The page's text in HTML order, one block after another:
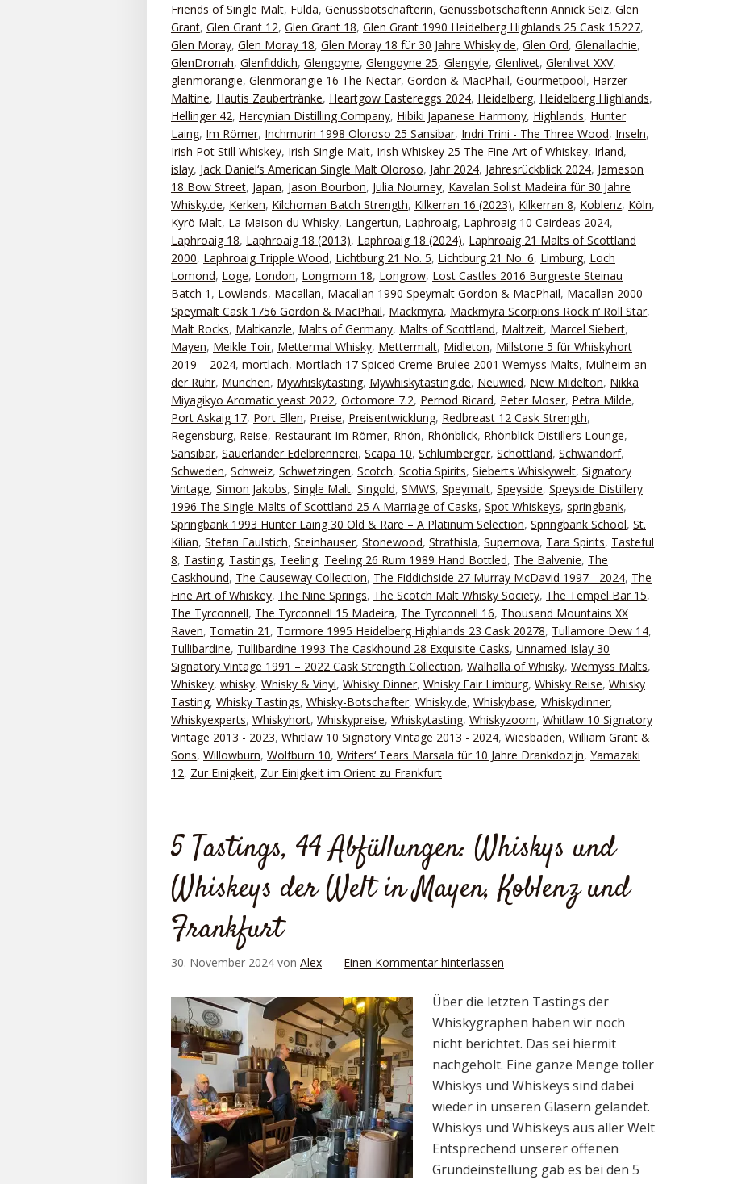
Friends of Single Malt, Fulda, Genussbotschafterin, Genussbotschafterin Annick Seiz, Glen
Grant, Glen Grant 12, Glen Grant 18, Glen Grant 1990 Heidelberg Highlands 25 Cask 15227,
Glen Moray, Glen Moray 18, Glen Moray 18 für 30 Jahre Whisky.de, Glen Ord, Glenallachie,
GlenDronah, Glenfiddich, Glengoyne, Glengoyne 25, Glengyle, Glenlivet, Glenlivet XXV,
glenmorangie, Glenmorangie 16 The Nectar, Gordon & MacPhail, Gourmetpool, Harzer
Maltine, Hautis Zaubertränke, Heartgow Eastereggs 2024, Heidelberg, Heidelberg Highlands,
Hellinger 42, Hercynian Distilling Company, Hibiki Japanese Harmony, Highlands, Hunter
Laing, Im Römer, Inchmurin 1998 Oloroso 25 Sansibar, Indri Trini - The Three Wood, Inseln,
Irish Pot Still Whiskey, Irish Single Malt, Irish Whiskey 25 The Fine Art of Whiskey, Irland,
islay, Jack Daniel‘s American Single Malt Oloroso, Jahr 2024, Jahresrückblick 2024, Jameson
18 Bow Street, Japan, Jason Bourbon, Julia Nourney, Kavalan Solist Madeira für 30 Jahre
Whisky.de, Kerken, Kilchoman Batch Strength, Kilkerran 16 (2023), Kilkerran 8, Koblenz, Köln,
Kyrö Malt, La Maison du Whisky, Langertun, Laphroaig, Laphroaig 10 Cairdeas 2024,
Laphroaig 18, Laphroaig 18 (2013), Laphroaig 18 (2024), Laphroaig 21 Malts of Scottland
2000, Laphroaig Tripple Wood, Lichtburg 21 No. 5, Lichtburg 21 No. 6, Limburg, Loch
Lomond, Loge, London, Longmorn 18, Longrow, Lost Castles 2016 Burgreste Steinau
Batch 1 , Lowlands, Macallan, Macallan 1990 Speymalt Gordon & MacPhail, Macallan 2000
Speymalt Cask 1756 Gordon & MacPhail, Mackmyra, Mackmyra Scorpions Rock n‘ Roll Star,
Malt Rocks, Maltkanzle, Malts of Germany, Malts of Scottland, Maltzeit, Marcel Siebert,
Mayen, Meikle Toir, Mettermal Whisky, Mettermalt, Midleton, Millstone 5 für Whiskyhort
2019 – 2024, mortlach, Mortlach 17 Spiced Creme Brulee 2001 Wemyss Malts, Mülheim an
der Ruhr, München, Mywhiskytasting, Mywhiskytasting.de, Neuwied, New Midelton, Nikka
Miyagikyo Aromatic yeast 2022, Octomore 7.2, Pernod Ricard, Peter Moser, Petra Milde,
Port Askaig 17, Port Ellen, Preise, Preisentwicklung, Redbreast 12 Cask Strength,
Regensburg, Reise, Restaurant Im Römer, Rhön, Rhönblick, Rhönblick Distillers Lounge,
Sansibar, Sauerländer Edelbrennerei, Scapa 10, Schlumberger, Schottland, Schwandorf,
Schweden, Schweiz, Schwetzingen, Scotch, Scotia Spirits, Sieberts Whiskywelt, Signatory
Vintage, Simon Jakobs, Single Malt, Singold, SMWS, Speymalt, Speyside, Speyside Distillery
1996 The Single Malts of Scottland 25 A Marriage of Casks, Spot Whiskeys, springbank,
Springbank 1993 Hunter Laing 30 Old & Rare – A Platinum Selection, Springbank School, St.
Kilian, Stefan Faulstich, Steinhauser, Stonewood, Strathisla, Supernova, Tara Spirits, Tasteful
8, Tasting, Tastings, Teeling, Teeling 26 Rum 1989 Hand Bottled, The Balvenie, The
Caskhound, The Causeway Collection, The Fiddichside 27 Murray McDavid 1997 - 2024, The
Fine Art of Whiskey, The Nine Springs, The Scotch Malt Whisky Society, The Tempel Bar 15,
The Tyrconnell, The Tyrconnell 15 Madeira, The Tyrconnell 16, Thousand Mountains XX
Raven, Tomatin 21 , Tormore 1995 Heidelberg Highlands 23 Cask 20278, Tullamore Dew 14,
Tullibardine, Tullibardine 1993 The Caskhound 28 Exquisite Casks, Unnamed Islay 30
Signatory Vintage 1991 – 2022 Cask Strength Collection, Walhalla of Whisky, Wemyss Malts,
Whiskey, whisky, Whisky & Vinyl, Whisky Dinner, Whisky Fair Limburg, Whisky Reise, Whisky
Tasting, Whisky Tastings, Whisky-Botschafter, Whisky.de, Whiskybase, Whiskydinner,
Whiskyexperts, Whiskyhort, Whiskypreise, Whiskytasting, Whiskyzoom, Whitlaw 10 Signatory
Vintage 2013 - 2023, Whitlaw 10 Signatory Vintage 2013 - 2024, Wiesbaden, William Grant &
Sons, Willowburn, Wolfburn 10, Writers‘ Tears Marsala für 10 Jahre Drankdozijn, Yamazaki
12, Zur Einigkeit, Zur Einigkeit im Orient zu Frankfurt
5 Tastings, 44 Abfüllungen: Whiskys und
Whiskeys der Welt in Mayen, Koblenz und
Frankfurt
30. November 2024 von Alex Einen Kommentar hinterlassen
Über die letzten Tastings der
Whiskygraphen haben wir noch
nicht berichtet. Das sei hiermit
nachgeholt. Eine ganze Menge toller
Whiskys und Whiskeys sind dabei
wieder in unseren Gläsern gelandet.
Whiskys und Whiskeys aus aller Welt
Entsprechend unserer offenen
Grundeinstellung gab es bei den 5